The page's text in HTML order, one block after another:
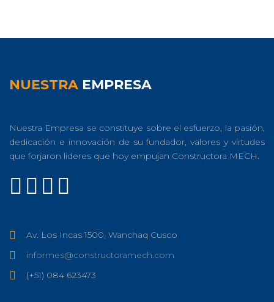
NUESTRA EMPRESA
Nuestra Empresa se constituye sobre el esfuerzo, la pasión,
dedicación e innovación de su fundador, valores y virtudes
que forjaron lideres que hoy empujan Constructora MECH.
Av. Los Incas 1500, Wanchaq Cusco
informes@constructoramech.com
(+51) 084 623473